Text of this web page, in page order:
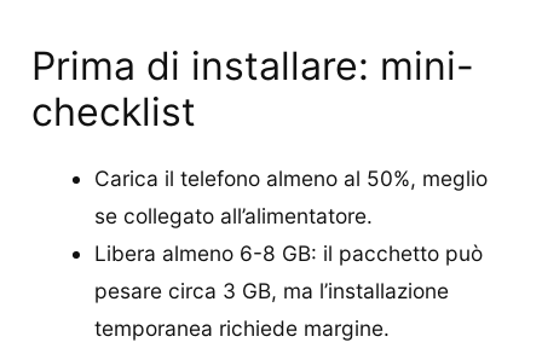
Prima di installare: mini-
checklist
Carica il telefono almeno al 50%, meglio
se collegato all’alimentatore.
Libera almeno 6-8 GB: il pacchetto può
pesare circa 3 GB, ma l’installazione
temporanea richiede margine.